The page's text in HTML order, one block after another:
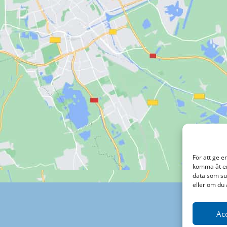
För att ge
komma åt
data som
eller om du